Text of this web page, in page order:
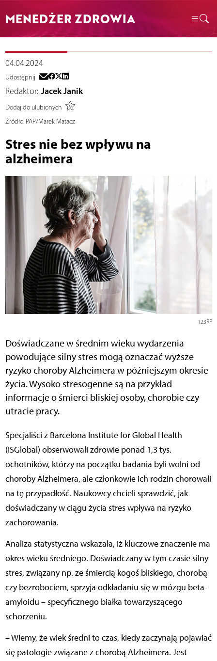
MENEDŻER ZDROWIA
04.04.2024
Udostępnij
Redaktor: Jacek Janik
Dodaj do ulubionych
Źródło:PAP/Marek Matacz
Stres nie bez wpływu na
alzheimera
123RF
Doświadczane w średnim wieku wydarzenia
powodujące silny stres mogą oznaczać wyższe
ryzyko choroby Alzheimera w późniejszym okresie
życia. Wysoko stresogenne są na przykład
informacje o śmierci bliskiej osoby, chorobie czy
utracie pracy.
Specjaliści z Barcelona Institute for Global Health
(ISGlobal) obserwowali zdrowie ponad 1,3 tys.
ochotników, którzy na początku badania byli wolni od
choroby Alzheimera, ale członkowie ich rodzin chorowali
na tę przypadłość. Naukowcy chcieli sprawdzić, jak
doświadczany w ciągu życia stres wpływa na ryzyko
zachorowania.
Analiza statystyczna wskazała, iż kluczowe znaczenie ma
okres wieku średniego. Doświadczany w tym czasie silny
stres, związany np. ze śmiercią kogoś bliskiego, chorobą
czy bezrobociem, sprzyja odkładaniu się w mózgu beta-
amyloidu – specyficznego białka towarzyszącego
schorzeniu.
– Wiemy, że wiek średni to czas, kiedy zaczynają pojawiać
się patologie związane z chorobą Alzheimera. Jest